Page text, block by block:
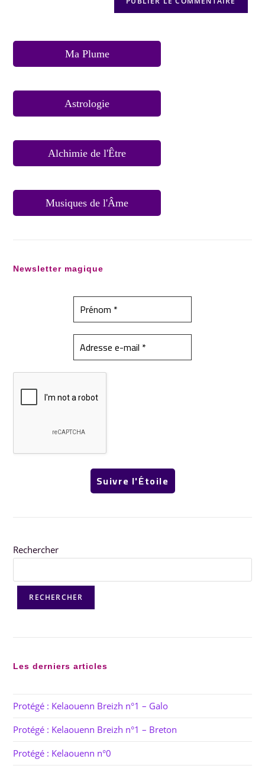
Ma Plume
Astrologie
Alchimie de l'Être
Musiques de l'Âme
Newsletter magique
Rechercher
RECHERCHER
Les derniers articles
Protégé : Kelaouenn Breizh n°1 – Galo
Protégé : Kelaouenn Breizh n°1 – Breton
Protégé : Kelaouenn n°0